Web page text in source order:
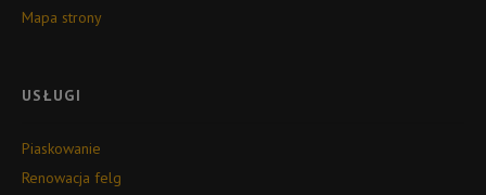
Mapa strony
USŁUGI
Piaskowanie
Renowacja felg